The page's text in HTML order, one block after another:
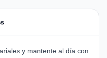
y mantente al día con